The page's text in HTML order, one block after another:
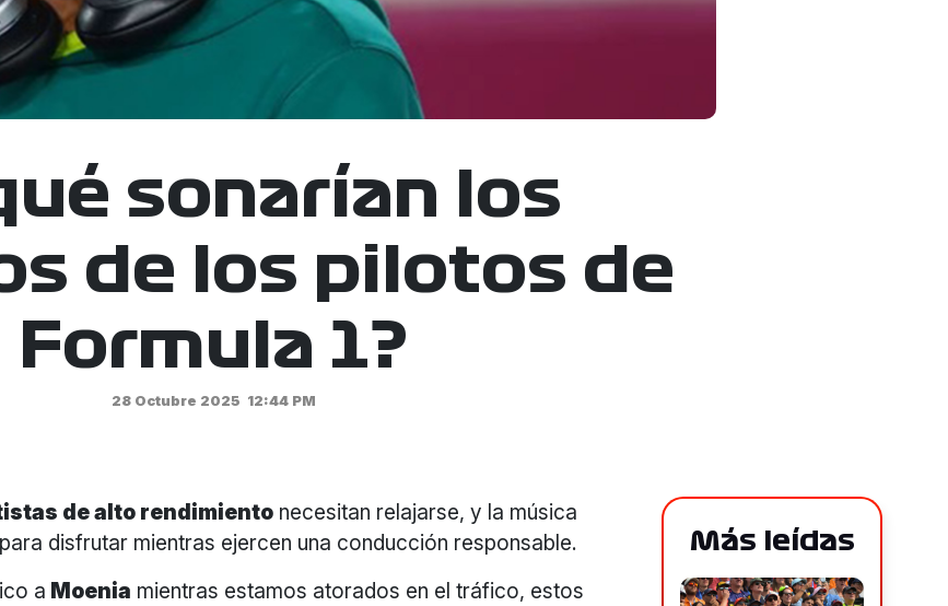
sonarían los
de los pilotos de
Formula 1?
28 Octubre 2025 12:44 PM
de alto rendimiento necesitan relajarse, y la música
disfrutar mientras ejercen una conducción responsable.
a Moenia mientras estamos atorados en el tráfico, estos
Más leídas